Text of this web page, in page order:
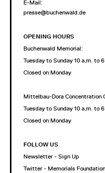
E-Mail:
presse@buchenwald.de
OPENING HOURS
Buchenwald Memorial:
Tuesday to Sunday 10 a.m. to
Closed on Monday
Mittelbau-Dora Concentration
Tuesday to Sunday 10 a.m. to
Closed on Monday
FOLLOW US
Newsletter - Sign Up
Twitter - Memorials Foundation